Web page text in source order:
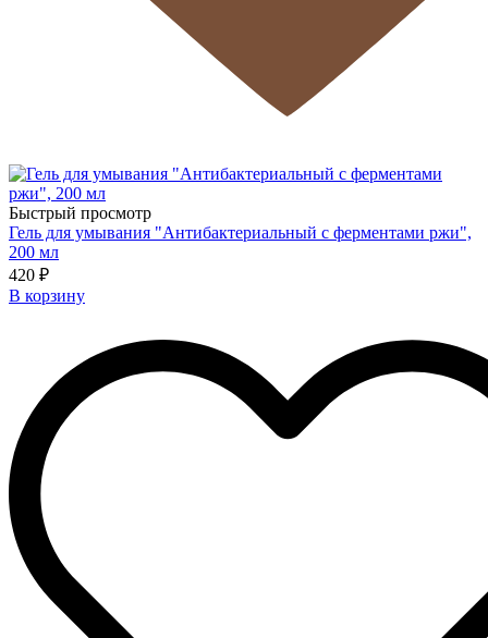
Быстрый просмотр
Гель для умывания "Антибактериальный с ферментами ржи",
200 мл
420 ₽
В корзину